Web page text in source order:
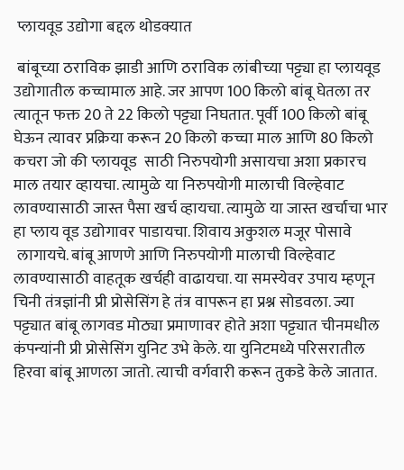
प्लायवूड उद्योगा बद्दल थोडक्यात
बांबूच्या ठराविक झाडी आणि ठराविक लांबीच्या पट्ट्या हा प्लायवूड
उद्योगातील कच्चामाल आहे. जर आपण 100 किलो बांबू घेतला तर
त्यातून फक्त 20 ते 22 किलो पट्ट्या निघतात. पूर्वी 100 किलो बांबू
घेऊन त्यावर प्रक्रिया करून 20 किलो कच्चा माल आणि 80 किलो
कचरा जो की प्लायवूड साठी निरुपयोगी असायचा अशा प्रकारच
माल तयार व्हायचा. त्यामुळे या निरुपयोगी मालाची विल्हेवाट
लावण्यासाठी जास्त पैसा खर्च व्हायचा. त्यामुळे या जास्त खर्चाचा भार
हा प्लाय वूड उद्योगावर पाडायचा. शिवाय अकुशल मजूर पोसावे
लागायचे. बांबू आणणे आणि निरुपयोगी मालाची विल्हेवाट
लावण्यासाठी वाहतूक खर्चही वाढायचा. या समस्येवर उपाय म्हणून
चिनी तंत्रज्ञांनी प्री प्रोसेसिंग हे तंत्र वापरून हा प्रश्न सोडवला. ज्या
पट्ट्यात बांबू लागवड मोठ्या प्रमाणावर होते अशा पट्ट्यात चीनमधील
कंपन्यांनी प्री प्रोसेसिंग युनिट उभे केले. या युनिटमध्ये परिसरातील
हिरवा बांबू आणला जातो. त्याची वर्गवारी करून तुकडे केले जातात.